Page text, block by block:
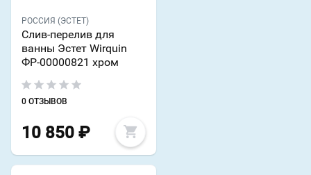
РОССИЯ (ЭСТЕТ)
Слив-перелив для
ванны Эстет Wirquin
ФР-00000821 хром
0 ОТЗЫВОВ
10 850 ₽